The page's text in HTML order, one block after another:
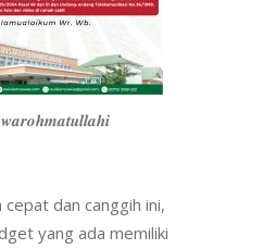
dan canggih ini,
yang ada memiliki